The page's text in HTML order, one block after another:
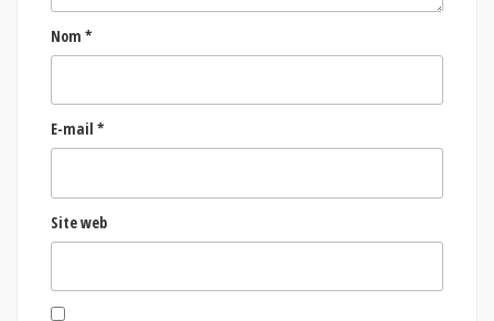
Nom *
E-mail *
Site web